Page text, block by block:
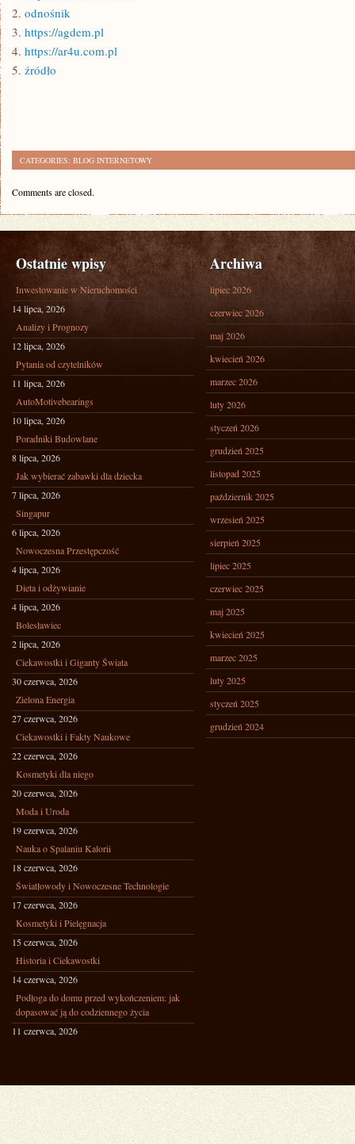
2. odnośnik
3. https://agdem.pl
4. https://ar4u.com.pl
5. źródło
CATEGORIES: BLOG INTERNETOWY
Comments are closed.
Ostatnie wpisy
Inwestowanie w Nieruchomości
14 lipca, 2026
Analizy i Prognozy
12 lipca, 2026
Pytania od czytelników
11 lipca, 2026
AutoMotivebearings
10 lipca, 2026
Poradniki Budowlane
8 lipca, 2026
Jak wybierać zabawki dla dziecka
7 lipca, 2026
Singapur
6 lipca, 2026
Nowoczesna Przestępczość
4 lipca, 2026
Dieta i odżywianie
4 lipca, 2026
Bolesławiec
2 lipca, 2026
Ciekawostki i Giganty Świata
30 czerwca, 2026
Zielona Energia
27 czerwca, 2026
Ciekawostki i Fakty Naukowe
22 czerwca, 2026
Kosmetyki dla niego
20 czerwca, 2026
Moda i Uroda
19 czerwca, 2026
Nauka o Spalaniu Kalorii
18 czerwca, 2026
Światłowody i Nowoczesne Technologie
17 czerwca, 2026
Kosmetyki i Pielęgnacja
15 czerwca, 2026
Historia i Ciekawostki
14 czerwca, 2026
Podłoga do domu przed wykończeniem: jak
dopasować ją do codziennego życia
11 czerwca, 2026
Archiwa
lipiec 2026
czerwiec 2026
maj 2026
kwiecień 2026
marzec 2026
luty 2026
styczeń 2026
grudzień 2025
listopad 2025
październik 2025
wrzesień 2025
sierpień 2025
lipiec 2025
czerwiec 2025
maj 2025
kwiecień 2025
marzec 2025
luty 2025
styczeń 2025
grudzień 2024